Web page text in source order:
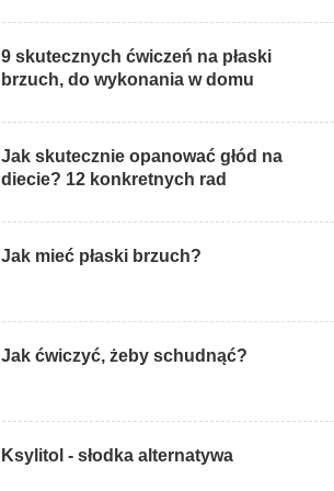
9 skutecznych ćwiczeń na płaski
brzuch, do wykonania w domu
Jak skutecznie opanować głód na
diecie? 12 konkretnych rad
Jak mieć płaski brzuch?
Jak ćwiczyć, żeby schudnąć?
Ksylitol - słodka alternatywa